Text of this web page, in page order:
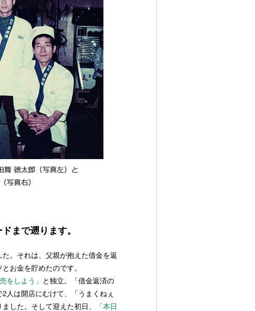
まで遡ります。
。それは、父親が抱えた借金を返
お金を貯めたのです。
をしよう」
と独立。「借金返済の
人は開店にむけて、「うまくねぇ
した。そして迎えた初日、
「本日